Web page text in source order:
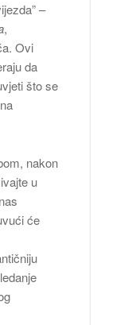
–
,
Ovi
da
što se
nakon
u
će